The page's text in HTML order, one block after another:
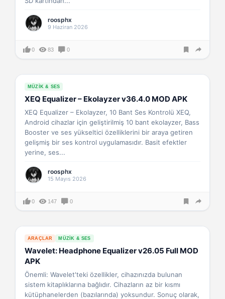
roosphx
9 Haziran 2026
0 83 0
MÜZIK & SES
XEQ Equalizer – Ekolayzer v36.4.0 MOD APK
XEQ Equalizer – Ekolayzer, 10 Bant Ses Kontrolü XEQ,
Android cihazlar için geliştirilmiş 10 bant ekolayzer, Bass
Booster ve ses yükseltici özelliklerini bir araya getiren
gelişmiş bir ses kontrol uygulamasıdır. Basit efektler
yerine, ses...
roosphx
15 Mayıs 2026
0 147 0
ARAÇLAR MÜZIK & SES
Wavelet: Headphone Equalizer v26.05 Full MOD
APK
Önemli: Wavelet'teki özellikler, cihazınızda bulunan
sistem kitaplıklarına bağlıdır. Cihazların az bir kısmı
kütüphanelerden (bazılarında) yoksundur. Sonuç olarak,